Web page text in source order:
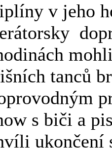
v jeho
tanců
s biči a
ukončení